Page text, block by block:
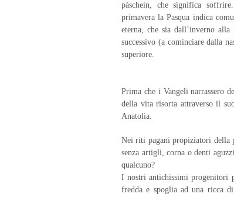
pàschein, che significa
primavera la Pasqua indica
eterna, che sia dall’inverno
successivo (a cominciare dalla
superiore.
Prima che i Vangeli narrassero
della vita risorta attraverso il
Anatolia.
Nei riti pagani propiziatori della
senza artigli, corna o denti
qualcuno?
I nostri antichissimi progenitori
fredda e spoglia ad una ricca